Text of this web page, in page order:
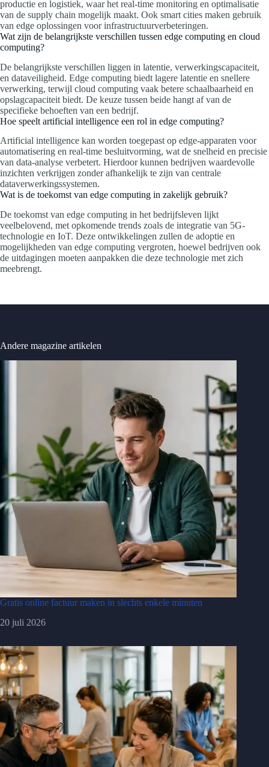
productie en logistiek, waar het real-time monitoring en optimalisatie
van de supply chain mogelijk maakt. Ook smart cities maken gebruik
van edge oplossingen voor infrastructuurverbeteringen.
Wat zijn de belangrijkste verschillen tussen edge computing en cloud
computing?
De belangrijkste verschillen liggen in latentie, verwerkingscapaciteit,
en dataveiligheid. Edge computing biedt lagere latentie en snellere
verwerking, terwijl cloud computing vaak betere schaalbaarheid en
opslagcapaciteit biedt. De keuze tussen beide hangt af van de
specifieke behoeften van een bedrijf.
Hoe speelt artificial intelligence een rol in edge computing?
Artificial intelligence kan worden toegepast op edge-apparaten voor
automatisering en real-time besluitvorming, wat de snelheid en precisie
van data-analyse verbetert. Hierdoor kunnen bedrijven waardevolle
inzichten verkrijgen zonder afhankelijk te zijn van centrale
dataverwerkingssystemen.
Wat is de toekomst van edge computing in zakelijk gebruik?
De toekomst van edge computing in het bedrijfsleven lijkt
veelbelovend, met opkomende trends zoals de integratie van 5G-
technologie en IoT. Deze ontwikkelingen zullen de adoptie en
mogelijkheden van edge computing vergroten, hoewel bedrijven ook
de uitdagingen moeten aanpakken die deze technologie met zich
meebrengt.
Andere magazine artikelen
Gratis online factuur maken in slechts enkele minuten
20 juli 2026